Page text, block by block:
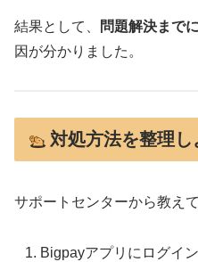
結果として、 問題解決まで
因が分かりました。
対処方法を整理し
サポートセンターから教え
Bigpayアプリにログイン